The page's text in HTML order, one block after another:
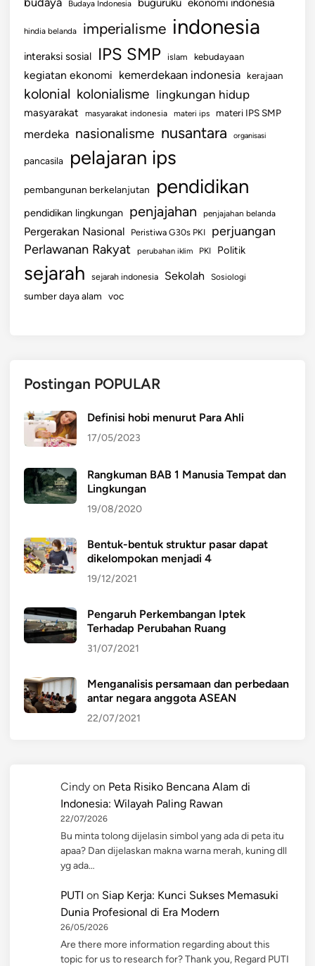
Budaya Indonesia buguruku ekonomi indonesia
hindia belanda imperialisme indonesia
interaksi sosial IPS SMP islam kebudayaan
kegiatan ekonomi kemerdekaan indonesia kerajaan
kolonial kolonialisme lingkungan hidup
masyarakat masyarakat indonesia materi ips materi IPS SMP
merdeka nasionalisme nusantara organisasi
pancasila pelajaran ips
pembangunan berkelanjutan pendidikan
pendidikan lingkungan penjajahan penjajahan belanda
Pergerakan Nasional Peristiwa G30s PKI perjuangan
Perlawanan Rakyat perubahan iklim PKI Politik
sejarah sejarah indonesia Sekolah Sosiologi
sumber daya alam voc
Postingan POPULAR
Definisi hobi menurut Para Ahli
17/05/2023
Rangkuman BAB 1 Manusia Tempat dan
Lingkungan
19/08/2020
Bentuk-bentuk struktur pasar dapat
dikelompokan menjadi 4
19/12/2021
Pengaruh Perkembangan Iptek
Terhadap Perubahan Ruang
31/07/2021
Menganalisis persamaan dan perbedaan
antar negara anggota ASEAN
22/07/2021
Cindy on Peta Risiko Bencana Alam di
Indonesia: Wilayah Paling Rawan
22/07/2026
Bu minta tolong dijelasin simbol yang ada di peta itu
apaa? Dan dijelaskan makna warna merah, kuning dll
yg ada…
PUTI on Siap Kerja: Kunci Sukses Memasuki
Dunia Profesional di Era Modern
26/05/2026
Are there more information regarding about this
topic for us to research for? Thank you, Regard PUTI